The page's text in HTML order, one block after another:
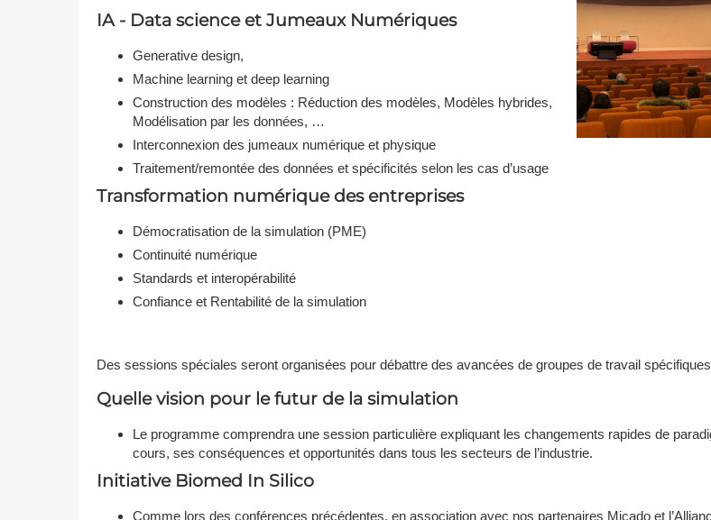
DACH
Eastern Europe
NAFEMS Recognised Training
Get Involved
IA - Data science et Jumeaux Numériques
Generative design,
Machine learning et deep learning
Construction des modèles : Réduction des modèles, Modèles hybrides,
Modélisation par les données, …
Interconnexion des jumeaux numérique et physique
Traitement/remontée des données et spécificités selon les cas d’usage
Transformation numérique des entreprises
Démocratisation de la simulation (PME)
Continuité numérique
Standards et interopérabilité
Confiance et Rentabilité de la simulation
Des sessions spéciales seront organisées pour débattre des avancées de groupes de travail
Quelle vision pour le futur de la simulation
Le programme comprendra une session particulière expliquant les changements rapides de
cours, ses conséquences et opportunités dans tous les secteurs de l’industrie.
Initiative Biomed In Silico
Comme lors des conférences précédentes, en association avec nos partenaires Micado et